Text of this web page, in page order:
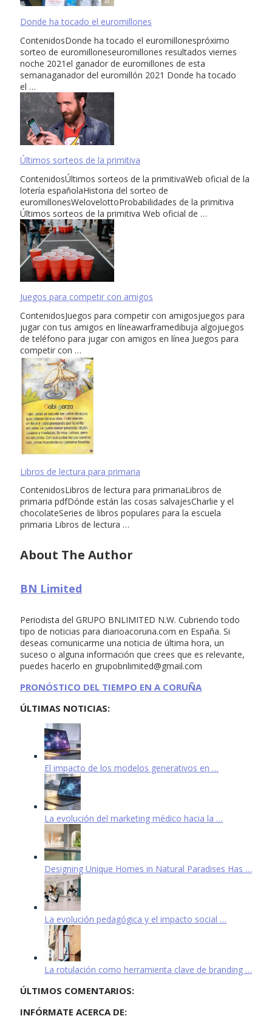
Donde ha tocado el euromillones
ContenidosDonde ha tocado el euromillonespróximo
sorteo de euromilloneseuromillones resultados viernes
noche 2021el ganador de euromillones de esta
semanaganador del euromillón 2021 Donde ha tocado
el …
Últimos sorteos de la primitiva
ContenidosÚltimos sorteos de la primitivaWeb oficial de la
lotería españolaHistoria del sorteo de
euromillonesWelovelottoProbabilidades de la primitiva
Últimos sorteos de la primitiva Web oficial de …
Juegos para competir con amigos
ContenidosJuegos para competir con amigosjuegos para
jugar con tus amigos en líneawarframedibuja algojuegos
de teléfono para jugar con amigos en línea Juegos para
competir con …
Libros de lectura para primaria
ContenidosLibros de lectura para primariaLibros de
primaria pdfDónde están las cosas salvajesCharlie y el
chocolateSeries de libros populares para la escuela
primaria Libros de lectura …
About The Author
BN Limited
Periodista del GRUPO BNLIMITED N.W. Cubriendo todo
tipo de noticias para diarioacoruna.com en España. Si
deseas comunicarme una noticia de última hora, un
suceso o alguna información que crees que es relevante,
puedes hacerlo en grupobnlimited@gmail.com
PRONÓSTICO DEL TIEMPO EN A CORUÑA
ÚLTIMAS NOTICIAS:
El impacto de los modelos generativos en …
La evolución del marketing médico hacia la …
Designing Unique Homes in Natural Paradises Has …
La evolución pedagógica y el impacto social …
La rotulación como herramienta clave de branding …
ÚLTIMOS COMENTARIOS:
INFÓRMATE ACERCA DE: